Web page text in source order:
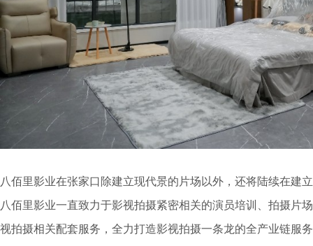
八佰里影业在张家口除建立现代景的片场以外，还将陆续在建
八佰里影业一直致力于影视拍摄紧密相关的演员培训、拍摄片
视拍摄相关配套服务，全力打造影视拍摄一条龙的全产业链服